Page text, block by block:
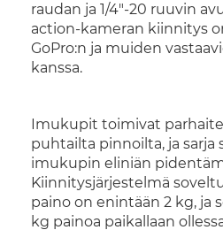
raudan ja 1/4"-20 ruuvin
action-kameran kiinnitys
GoPro:n ja muiden
kanssa.
Imukupit toimivat
puhtailta pinnoilta, ja sarja
imukupin eliniän
Kiinnitysjärjestelmä
paino on enintään 2 kg, ja
kg painoa paikallaan